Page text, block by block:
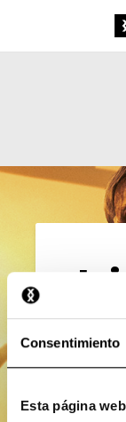
Consentimiento
Esta página